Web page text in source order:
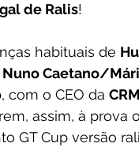
de Ralis!
habituais de
Nuno Caetano/
, com o CEO da
assim, à prova
GT Cup versão